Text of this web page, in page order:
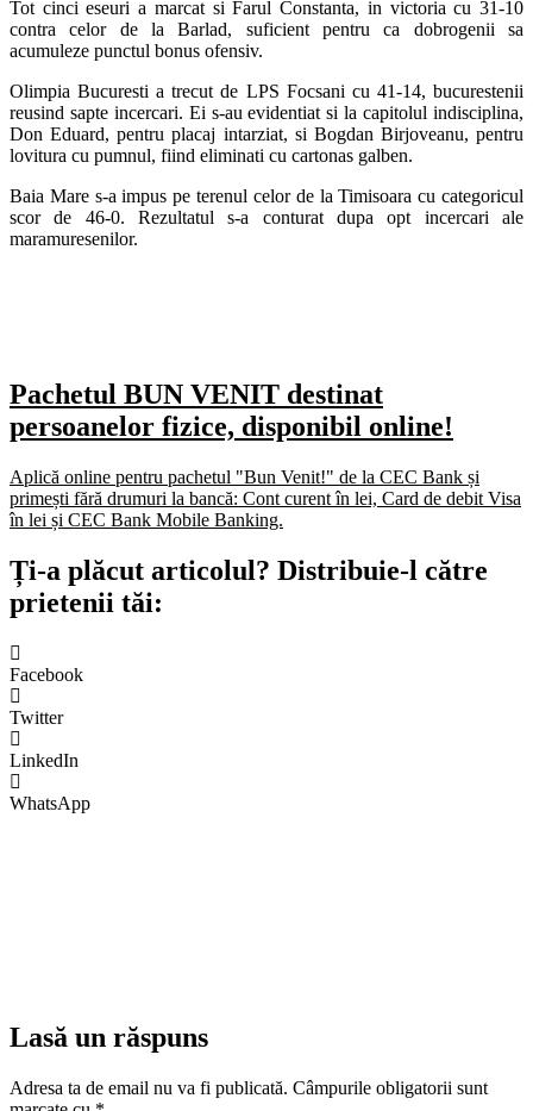
Tot cinci eseuri a marcat si Farul Constanta, in victoria cu 31-10
contra celor de la Barlad, suficient pentru ca dobrogenii sa
acumuleze punctul bonus ofensiv.
Olimpia Bucuresti a trecut de LPS Focsani cu 41-14, bucurestenii
reusind sapte incercari. Ei s-au evidentiat si la capitolul indisciplina,
Don Eduard, pentru placaj intarziat, si Bogdan Birjoveanu, pentru
lovitura cu pumnul, fiind eliminati cu cartonas galben.
Baia Mare s-a impus pe terenul celor de la Timisoara cu categoricul
scor de 46-0. Rezultatul s-a conturat dupa opt incercari ale
maramuresenilor.
Pachetul BUN VENIT destinat
persoanelor fizice, disponibil online!
Aplică online pentru pachetul "Bun Venit!" de la CEC Bank și
primești fără drumuri la bancă: Cont curent în lei, Card de debit Visa
în lei și CEC Bank Mobile Banking.​
Ți-a plăcut articolul? Distribuie-l către
prietenii tăi:
Facebook
Twitter
LinkedIn
WhatsApp
Lasă un răspuns
Adresa ta de email nu va fi publicată. Câmpurile obligatorii sunt